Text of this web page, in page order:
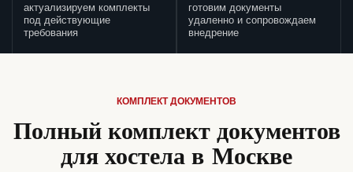
актуализируем комплекты
под действующие
требования
готовим документы
удаленно и сопровождаем
внедрение
КОМПЛЕКТ ДОКУМЕНТОВ
Полный комплект документов
для хостела в Москве